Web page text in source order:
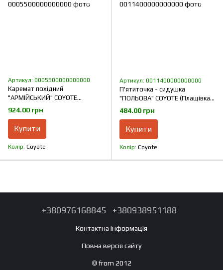
Артикул: 0005500000000000
Каремат похідний
"АРМІЙСЬКИЙ" COYOTE
(Плащівка + Пінополіетилен)
924.00 грн
Купити
Колір Coyote
Артикул: 0011400000000000
П'ятиточка - сидушка
"ПОЛЬОВА" COYOTE (Плащівка +
Пінополіетилен)
484.00 грн
Купити
Колір Coyote
+380976168845 +380938951188
Контактна інформація
Повна версія сайту
© from 2012